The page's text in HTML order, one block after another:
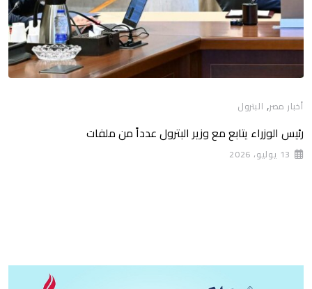
أخبار مصر, البترول
رئيس الوزراء يتابع مع وزير البترول عدداً من ملفات
13 يوليو، 2026